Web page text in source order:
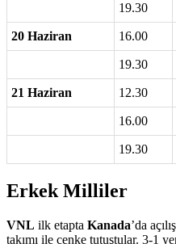
19.30
20 Haziran 16.00
19.30
21 Haziran 12.30
16.00
19.30
Erkek Milliler
VNL ilk etapta Kanada’da
takımı ile cenke tutuştular. 3-1